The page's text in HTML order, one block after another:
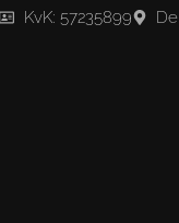
KvK: 57235899